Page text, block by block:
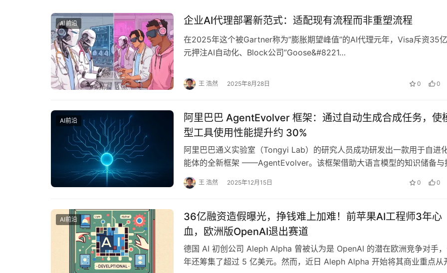
AI前沿 企业AI代理部署新范式：适配现有流程而非重塑流程‌
在2025年这个被Gartner称为”膨胀期望峰值”的AI代理元年，Visa斥资35
元押注AI自动化、Block公司”Goose&#8221…
王 浩然 2025年8月28日 0 0
AI前沿
阿里巴巴 AgentEvolver 框架：通过自动生成合成任务，使
型工具使用性能提升约 30%
阿里巴巴通义实验室（Tongyi Lab）的研究人员成功研发出一款用于自进
能体的全新框架 ——AgentEvolver。该框架借助大语言模型的知识储备与
理能力，让智能体能够通…
王 浩然 2025年12月15日 0 0
AI前沿
36亿融资造假曝光，挣钱难上加难！前苹果AI工程师3年心
血，欧洲版OpenAI退出赛道
德国 AI 初创公司 Aleph Alpha 曾被认为是 OpenAI 的潜在欧洲竞争对手
年还筹集了超过 5 亿美元。然而，近日 Aleph Alpha 开始将其商业重点从